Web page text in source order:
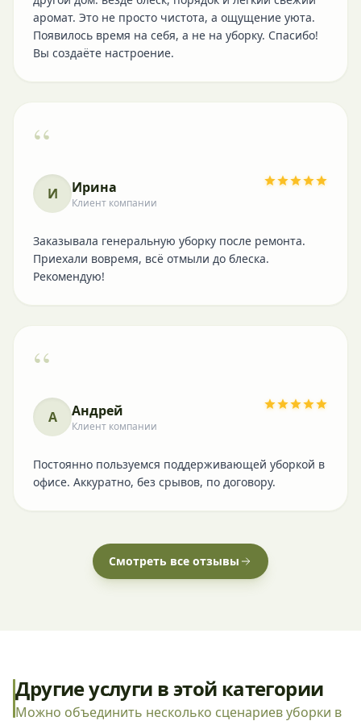
аромат. Это не просто чистота, а ощущение уюта.
Появилось время на себя, а не на уборку. Спасибо!
Вы создаёте настроение.
“
И Ирина
Клиент компании
Заказывала генеральную уборку после ремонта.
Приехали вовремя, всё отмыли до блеска.
Рекомендую!
“
А Андрей
Клиент компании
Постоянно пользуемся поддерживающей уборкой в
офисе. Аккуратно, без срывов, по договору.
Смотреть все отзывы
Другие услуги в этой категории
Можно объединить несколько сценариев уборки в